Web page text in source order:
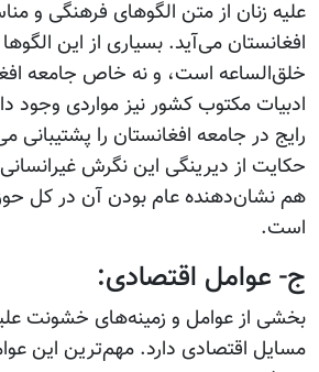
علیه زنان از متن الگوهای فرهنگی و
افغانستان می‌آید. بسیاری از این
خلق‌الساعه است، و نه خاص جامعه
ادبیات مکتوب کشور نیز مواردی وجود
رایج در جامعه افغانستان را پشتیبانی
حکایت از دیرینگی این نگرش
هم نشان‌دهنده عام بودن آن در کل
است.
ج- عوامل اقتصادی:
بخشی از عوامل و زمینه‌های خشونت
مسایل اقتصادی دارد. مهم‌ترین این